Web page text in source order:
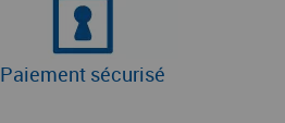
Paiement sécurisé